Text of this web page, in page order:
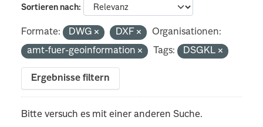
Sortieren nach
Formate: DWG DXF
Organisationen:
amt-fuer-geoinformation
Tags: DSGKL
Ergebnisse filtern
Bitte versuch es mit einer anderen Suche.